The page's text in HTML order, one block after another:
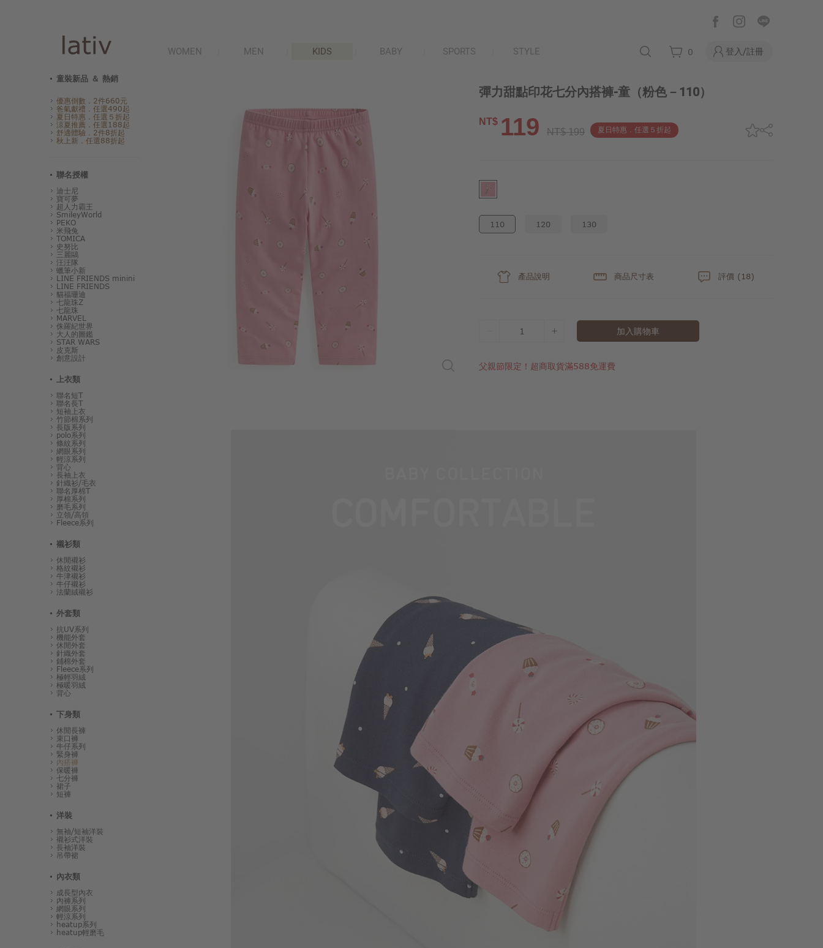
WOMEN MEN KIDS BABY SPORTS STYLE 0 登入/註冊
童裝新品 ＆ 熱銷
優惠倒數．2件660元
爸氣獻禮．任選490起
夏日特惠．任選５折起
涼夏推薦．任選188起
舒適體驗．2件8折起
秋上新．任選88折起
聯名授權
迪士尼
寶可夢
超人力霸王
SmileyWorld
PEKO
米飛兔
TOMICA
史努比
三麗鷗
汪汪隊
蠟筆小新
LINE FRIENDS minini
LINE FRIENDS
貓福珊迪
七龍珠Z
七龍珠
MARVEL
侏羅紀世界
大人的圖鑑
STAR WARS
皮克斯
創意設計
上衣類
聯名短T
聯名長T
短袖上衣
竹節棉系列
長版系列
polo系列
條紋系列
網眼系列
輕涼系列
背心
長袖上衣
針織衫/毛衣
聯名厚棉T
厚棉系列
磨毛系列
立領/高領
Fleece系列
襯衫類
休閒襯衫
格紋襯衫
牛津襯衫
牛仔襯衫
法蘭絨襯衫
外套類
抗UV系列
機能外套
休閒外套
針織外套
鋪棉外套
Fleece系列
極輕羽絨
極暖羽絨
背心
下身類
休閒長褲
束口褲
牛仔系列
緊身褲
內搭褲
保暖褲
七分褲
裙子
短褲
洋裝
無袖/短袖洋裝
襯衫式洋裝
長袖洋裝
吊帶裙
內衣類
成長型內衣
內褲系列
網眼系列
輕涼系列
heatup系列
heatup輕磨毛
彈力甜點印花七分內搭褲-童 （粉色－110）
NT$ 119 NT$ 199 夏日特惠．任選５折起
110 120 130
產品說明 商品尺寸表 評價 (18)
1 加入購物車
父親節限定！超商取貨滿588免運費